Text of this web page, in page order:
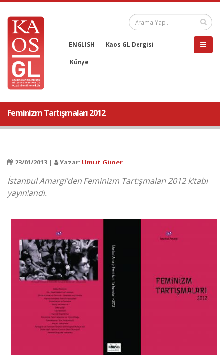
ENGLISH Kaos GL Dergisi
Künye
Feminizm Tartışmaları 2012
23/01/2013 | Yazar: Umut Güner
İstanbul Amargi’den Feminizm Tartışmaları 2012 kitabı
yayınlandı.